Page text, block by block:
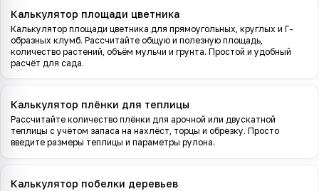
Калькулятор площади цветника
Калькулятор площади цветника для прямоугольных, круглых и Г-
образных клумб. Рассчитайте общую и полезную площадь,
количество растений, объём мульчи и грунта. Простой и удобный
расчёт для сада.
Калькулятор плёнки для теплицы
Рассчитайте количество плёнки для арочной или двускатной
теплицы с учётом запаса на нахлёст, торцы и обрезку. Просто
введите размеры теплицы и параметры рулона.
Калькулятор побелки деревьев